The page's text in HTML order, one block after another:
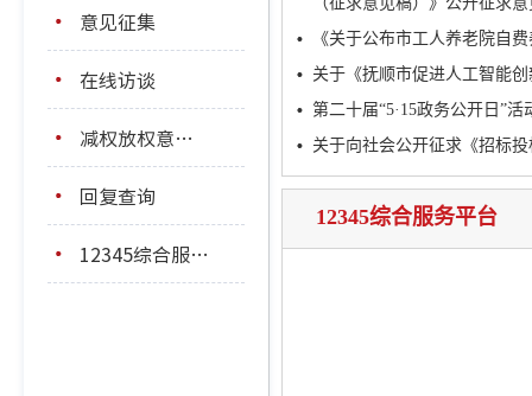
意见征集
在线访谈
减权放权意见箱
回复查询
12345综合服务平台
《关于公布市工人养老院自
关于《抚顺市促进人工智能
第二十届“5·15政务公开日”
关于向社会公开征求《招标
12345综合服务平台